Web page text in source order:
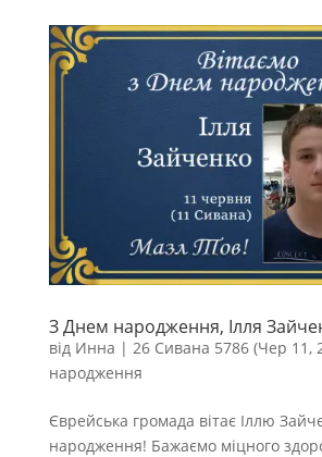
З Днем народження, Ілля
від Инна | 26 Сивана 5786 (Чер 11,
народження
Єврейська громада вітає Іллю
народження! Бажаємо міцного